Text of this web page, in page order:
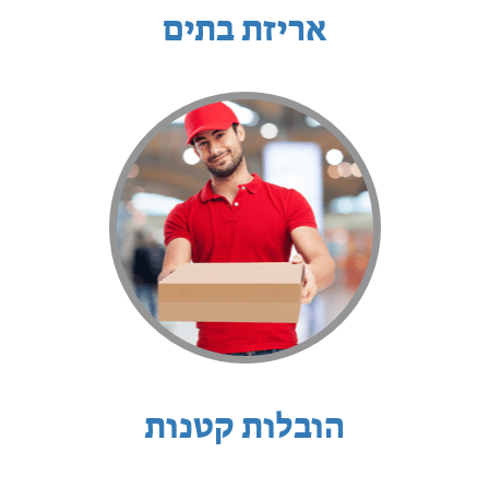
אריזת בתים
הובלות קטנות